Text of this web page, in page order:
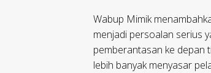
Wabup Mimik
menjadi persoalan serius
pemberantasan ke depan
lebih banyak menyasar